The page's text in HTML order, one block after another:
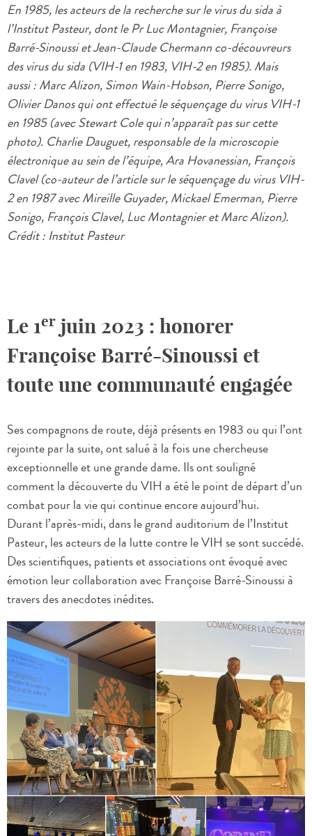
En 1985, les acteurs de la recherche sur le virus du sida à
l’Institut Pasteur, dont le Pr Luc Montagnier, Françoise
Barré-Sinoussi et Jean-Claude Chermann co-découvreurs
des virus du sida (VIH-1 en 1983, VIH-2 en 1985). Mais
aussi : Marc Alizon, Simon Wain-Hobson, Pierre Sonigo,
Olivier Danos qui ont effectué le séquençage du virus VIH-1
en 1985 (avec Stewart Cole qui n’apparaît pas sur cette
photo). Charlie Dauguet, responsable de la microscopie
électronique au sein de l’équipe, Ara Hovanessian, François
Clavel (co-auteur de l’article sur le séquençage du virus VIH-
2 en 1987 avec Mireille Guyader, Mickael Emerman, Pierre
Sonigo, François Clavel, Luc Montagnier et Marc Alizon).
Crédit : Institut Pasteur
Le 1er juin 2023 : honorer
Françoise Barré-Sinoussi et
toute une communauté engagée
Ses compagnons de route, déjà présents en 1983 ou qui l’ont
rejointe par la suite, ont salué à la fois une chercheuse
exceptionnelle et une grande dame. Ils ont souligné
comment la découverte du VIH a été le point de départ d’un
combat pour la vie qui continue encore aujourd’hui.
Durant l’après-midi, dans le grand auditorium de l’Institut
Pasteur, les acteurs de la lutte contre le VIH se sont succédé.
Des scientifiques, patients et associations ont évoqué avec
émotion leur collaboration avec Françoise Barré-Sinoussi à
travers des anecdotes inédites.